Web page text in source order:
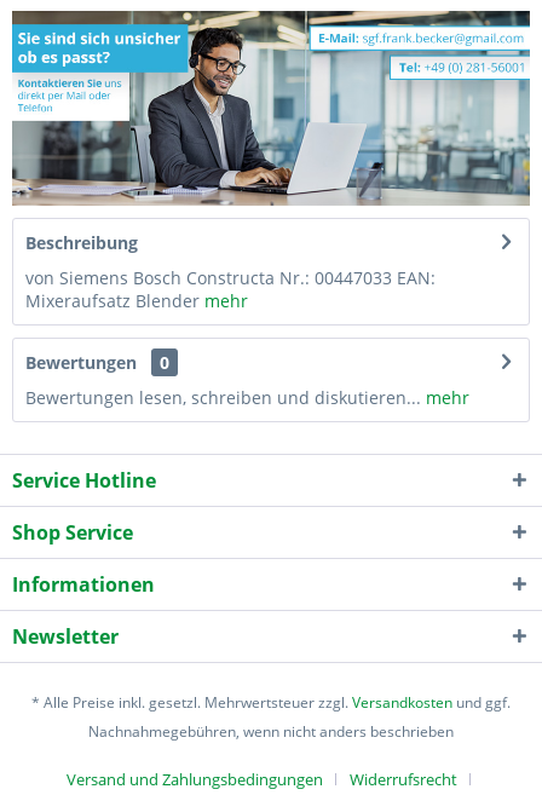
Beschreibung
von Siemens Bosch Constructa Nr.: 00447033 EAN:
Mixeraufsatz Blender mehr
Bewertungen
0
Bewertungen lesen, schreiben und diskutieren... mehr
Service Hotline
Shop Service
Informationen
Newsletter
* Alle Preise inkl. gesetzl. Mehrwertsteuer zzgl.Versandkosten und ggf.
Nachnahmegebühren, wenn nicht anders beschrieben
Versand und Zahlungsbedingungen Widerrufsrecht